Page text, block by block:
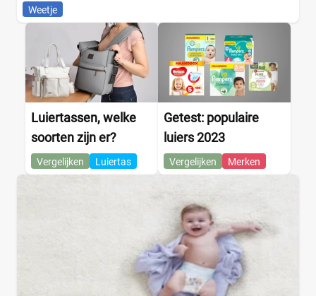
Weetje
Luiertassen, welke
soorten zijn er?
Vergelijken Luiertas
Getest: populaire
luiers 2023
Vergelijken Merken